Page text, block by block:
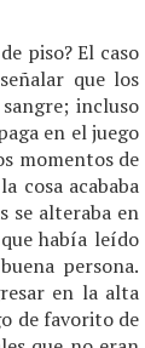
piso? El caso
que los
incluso
en el juego
momentos de
cosa acababa
se alteraba en
había leído
persona.
en la alta
de favorito de